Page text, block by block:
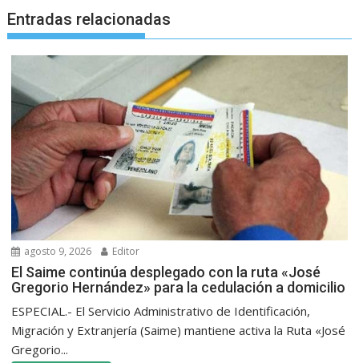
Entradas relacionadas
agosto 9, 2026 Editor
El Saime continúa desplegado con la ruta «José
Gregorio Hernández» para la cedulación a domicilio
ESPECIAL.- El Servicio Administrativo de Identificación,
Migración y Extranjería (Saime) mantiene activa la Ruta «José
Gregorio...